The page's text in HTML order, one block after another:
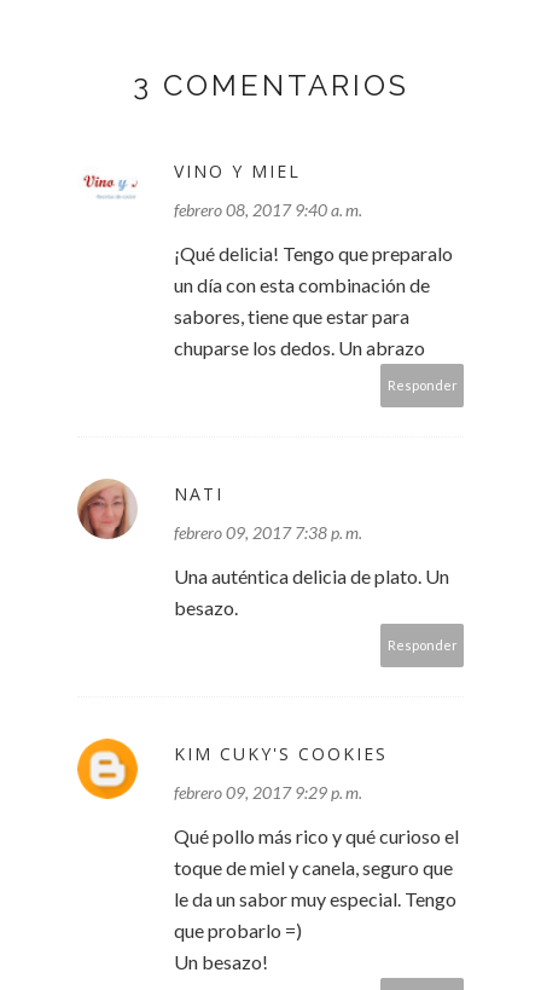
3 COMENTARIOS
VINO Y MIEL
febrero 08, 2017 9:40 a. m.
¡Qué delicia! Tengo que preparalo
un día con esta combinación de
sabores, tiene que estar para
chuparse los dedos. Un abrazo
Responder
NATI
febrero 09, 2017 7:38 p. m.
Una auténtica delicia de plato. Un
besazo.
Responder
KIM CUKY'S COOKIES
febrero 09, 2017 9:29 p. m.
Qué pollo más rico y qué curioso el
toque de miel y canela, seguro que
le da un sabor muy especial. Tengo
que probarlo =)
Un besazo!